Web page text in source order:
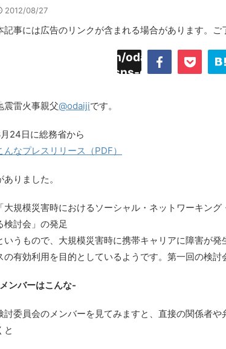
2012/08/27
記事には広告のリンクが含まれる場合があります。ご
/home/daimyoojin/odaiji.com/
content/plugins/sns-count-cache/
震雷火事親父@odaijiです。
24日に総務省から
んなプレスリリース（PDF）
ありました。
「大規模災害時におけるソーシャル・ネットワーキン
検討会」の発足
いうもので、大規模災害時に携帯キャリアに障害が
の有効利用を目的としているようです。第一回の検討
ンバーはこんな-
討委員会のメンバーを見てみますと、直接の関係者
と